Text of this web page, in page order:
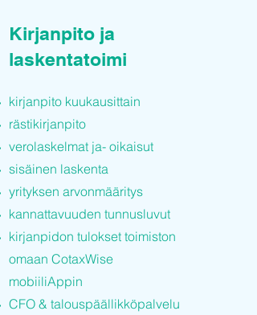
Kirjanpito ja
laskentatoimi
kirjanpito kuukausittain
rästikirjanpito
verolaskelmat ja- oikaisut
sisäinen laskenta
yrityksen arvonmääritys
kannattavuuden tunnusluvut
kirjanpidon tulokset toimiston
omaan CotaxWise
mobiiliAppin
CFO & talouspäällikköpalvelu